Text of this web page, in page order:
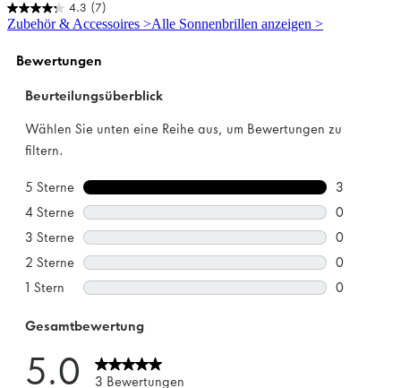
4.3 (7)
4.3
von
Sternen.
Bewertungen
Zubehör & Accessoires >Alle Sonnenbrillen anzeigen >